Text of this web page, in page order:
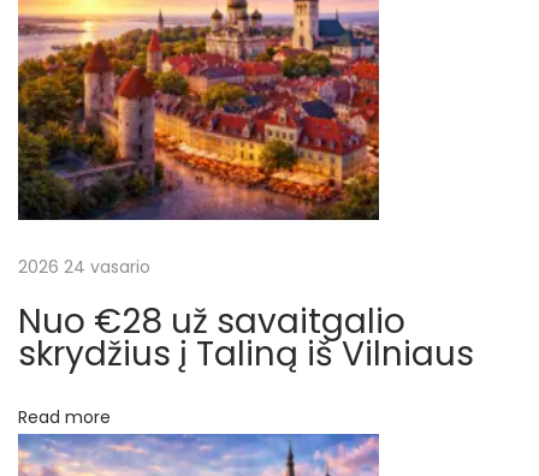
į
r
a
š
ų
g
s
ė
j
o
m
ė
n
s
į
į
k
2026 24 vasario
Nuo €28 už savaitgalio
skrydžius į Taliną iš Vilniaus
Read more